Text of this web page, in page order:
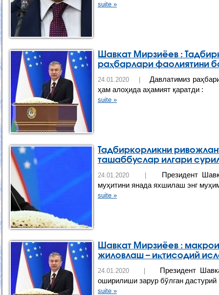
suite »
Шавкат Мирзиёев :
раҳбарлари фаолиятини
24.01.2020 |
Давлатимиз
ҳам алоҳида аҳамият қаратди :
suite »
Тадбиркорликни
ташаббуслар илгари
24.01.2020 |
Президент
муҳитини янада яхшилаш энг
suite »
Шавкат Мирзиёев :
жиловлаш – иқтисодий
24.01.2020 |
Президент
оширилиши зарур бўлган
suite »